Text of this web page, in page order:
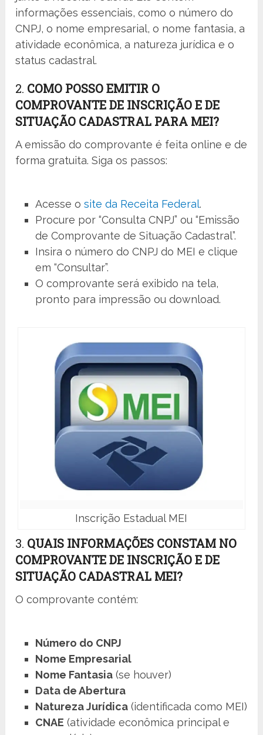
informações essenciais, como o número do
CNPJ, o nome empresarial, o nome fantasia, a
atividade econômica, a natureza jurídica e o
status cadastral.
2. COMO POSSO EMITIR O
COMPROVANTE DE INSCRIÇÃO E DE
SITUAÇÃO CADASTRAL PARA MEI?
A emissão do comprovante é feita online e de
forma gratuita. Siga os passos:
Acesse o site da Receita Federal.
Procure por “Consulta CNPJ” ou “Emissão
de Comprovante de Situação Cadastral”.
Insira o número do CNPJ do MEI e clique
em “Consultar”.
O comprovante será exibido na tela,
pronto para impressão ou download.
Inscrição Estadual MEI
3. QUAIS INFORMAÇÕES CONSTAM NO
COMPROVANTE DE INSCRIÇÃO E DE
SITUAÇÃO CADASTRAL MEI?
O comprovante contém:
Número do CNPJ
Nome Empresarial
Nome Fantasia (se houver)
Data de Abertura
Natureza Jurídica (identificada como MEI)
CNAE (atividade econômica principal e